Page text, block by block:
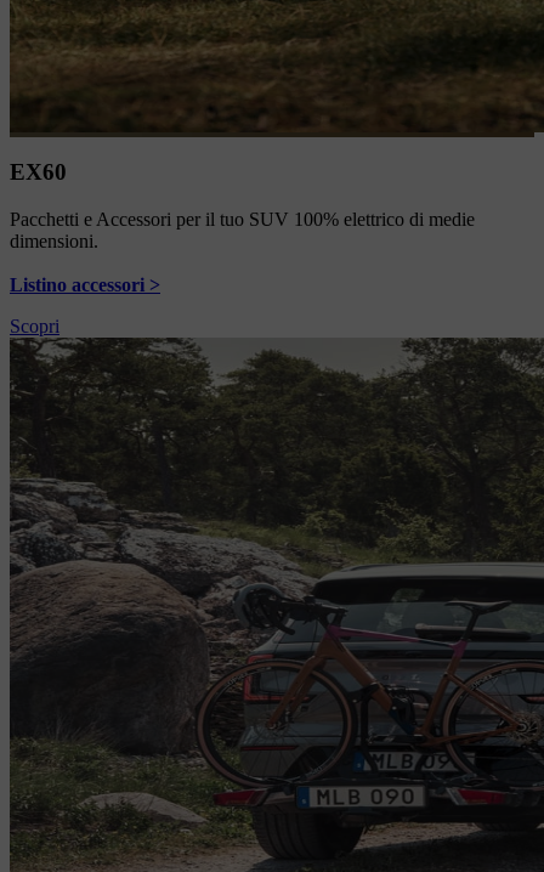
EX60
Pacchetti e Accessori per il tuo SUV 100% elettrico di medie
dimensioni.
Listino accessori >
Scopri